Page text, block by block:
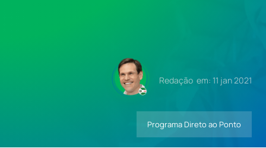
Redação em: 11 jan 2021
Programa Direto ao Ponto